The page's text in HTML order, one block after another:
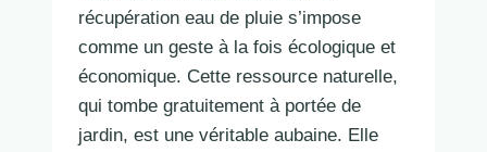
récupération eau de pluie s’impose
comme un geste à la fois écologique et
économique. Cette ressource naturelle,
qui tombe gratuitement à portée de
jardin, est une véritable aubaine. Elle